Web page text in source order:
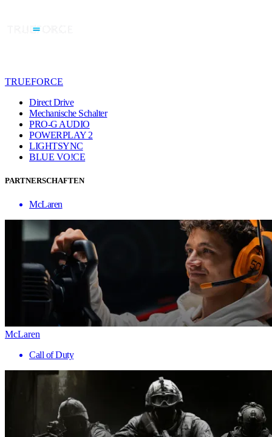
TRUEFORCE
Direct Drive
Mechanische Schalter
PRO-G AUDIO
POWERPLAY 2
LIGHTSYNC
BLUE VO!CE
PARTNERSCHAFTEN
McLaren
McLaren
Call of Duty